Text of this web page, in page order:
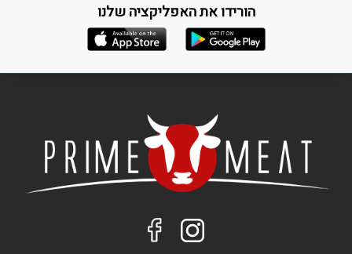
הורידו את האפליקציה שלנו